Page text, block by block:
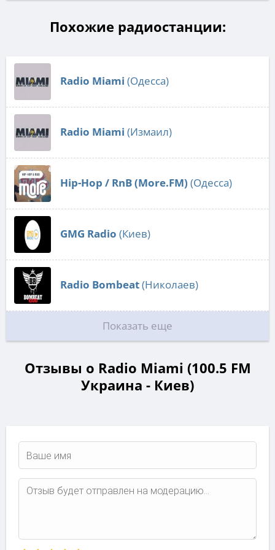
Похожие радиостанции:
Radio Miami (Одесса)
Radio Miami (Измаил)
Hip-Hop / RnB (More.FM) (Одесса)
GMG Radio (Киев)
Radio Bombeat(Николаев)
Показать еще
Отзывы о Radio Miami (100.5 FM
Украина - Киев)